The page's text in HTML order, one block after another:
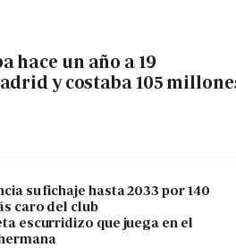
hace un año a 19
y costaba 105
su fichaje hasta 2033 por 140
caro del club
escurridizo que juega en el